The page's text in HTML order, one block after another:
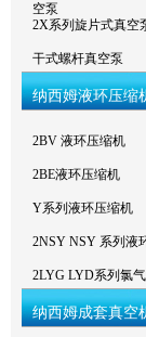
空泵
2X系列旋片式真空
干式螺杆真空泵
纳西姆液环压缩
2BV 液环压缩机
2BE液环压缩机
Y系列液环压缩机
2NSY NSY 系列液
2LYG LYD系列氯
纳西姆成套真空